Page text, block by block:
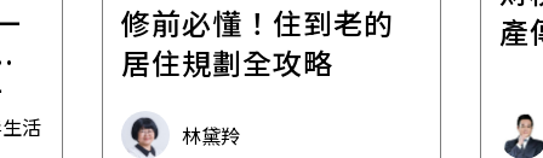
活
修前必懂！住到老的
居住規劃全攻略
林黛羚
產